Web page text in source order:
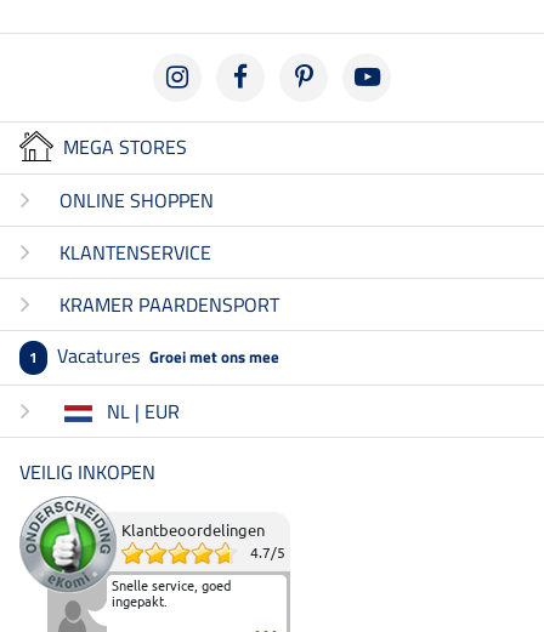
MEGA STORES
ONLINE SHOPPEN
KLANTENSERVICE
KRAMER PAARDENSPORT
1 Vacatures Groei met ons mee
NL | EUR
VEILIG INKOPEN
Klantbeoordelingen
4.7/5
Snelle service, goed
ingepakt.